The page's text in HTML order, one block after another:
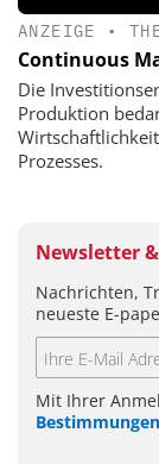
ANZEIGE •
Continuous
Die
Produktion
Prozesses.
Newsletter
Nachrichten,
neueste E-
Mit Ihrer
Bestimmungen